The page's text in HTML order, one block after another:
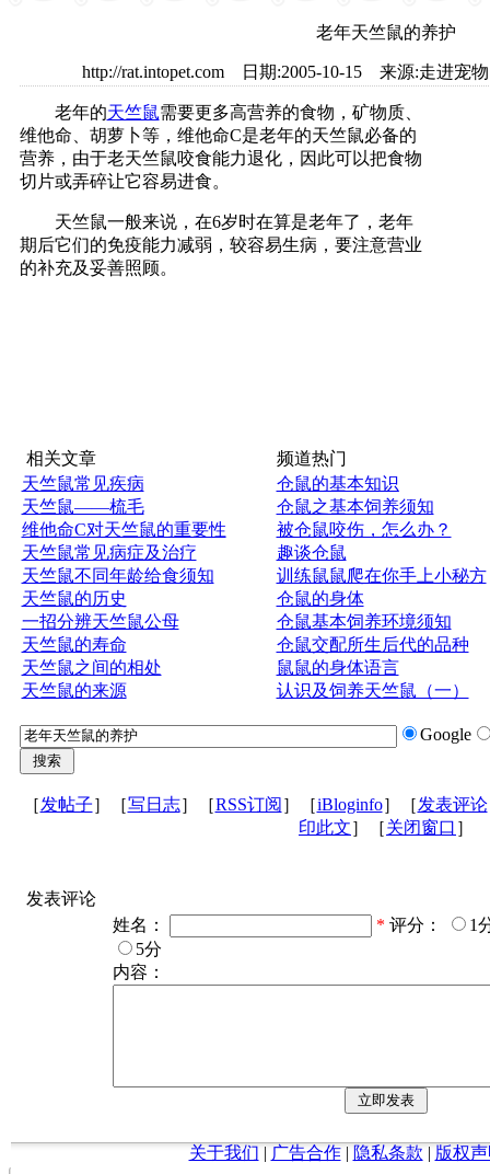
老年天竺鼠的养护
http://rat.intopet.com 日期:2005-10-15 来源:走进
老年的天竺鼠需要更多高营养的食物，矿物质、
维他命、胡萝卜等，维他命C是老年的天竺鼠必备的
营养，由于老天竺鼠咬食能力退化，因此可以把食物
切片或弄碎让它容易进食。
天竺鼠一般来说，在6岁时在算是老年了，老年
期后它们的免疫能力减弱，较容易生病，要注意营业
的补充及妥善照顾。
相关文章
天竺鼠常见疾病
天竺鼠——梳毛
维他命C对天竺鼠的重要性
天竺鼠常见病症及治疗
天竺鼠不同年龄给食须知
天竺鼠的历史
一招分辨天竺鼠公母
天竺鼠的寿命
天竺鼠之间的相处
天竺鼠的来源
频道热门
仓鼠的基本知识
仓鼠之基本饲养须知
被仓鼠咬伤，怎么办？
趣谈仓鼠
训练鼠鼠爬在你手上小秘方
仓鼠的身体
仓鼠基本饲养环境须知
仓鼠交配所生后代的品种
鼠鼠的身体语言
认识及饲养天竺鼠（一）
Google
［发帖子］［写日志］［RSS订阅 ］［iBloginfo］［发表评论
印此文］［关闭窗口 ］
发表评论
姓名：
* 评分：
1
5分
内容：
关于我们 | 广告合作| 隐私条款 | 版权